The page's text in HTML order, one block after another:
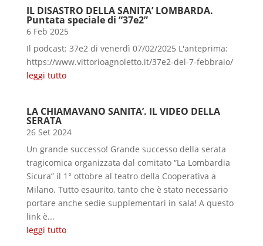
IL DISASTRO DELLA SANITA’ LOMBARDA.
Puntata speciale di “37e2”
6 Feb 2025
Il podcast: 37e2 di venerdì 07/02/2025 L'anteprima:
https://www.vittorioagnoletto.it/37e2-del-7-febbraio/
leggi tutto
LA CHIAMAVANO SANITA’. IL VIDEO DELLA
SERATA
26 Set 2024
Un grande successo! Grande successo della serata
tragicomica organizzata dal comitato “La Lombardia
Sicura” il 1° ottobre al teatro della Cooperativa a
Milano. Tutto esaurito, tanto che è stato necessario
portare anche sedie supplementari in sala! A questo
link è...
leggi tutto